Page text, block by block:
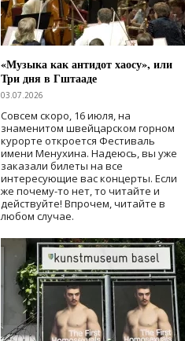
«Музыка как антидот хаосу», или
Три дня в Гштааде
03.07.2026
Совсем скоро, 16 июля, на
знаменитом швейцарском горном
курорте откроется Фестиваль
имени Менухина. Надеюсь, вы уже
заказали билеты на все
интересующие вас концерты. Если
же почему-то нет, то читайте и
действуйте! Впрочем, читайте в
любом случае.